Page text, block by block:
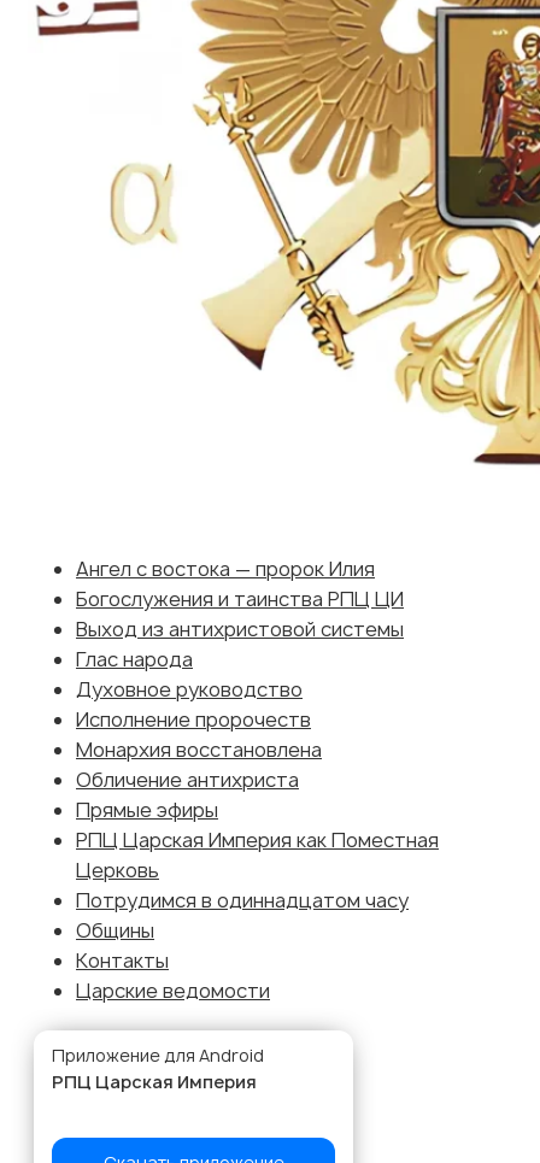
Выход из антихристовой системы
Глас народа
Духовное руководство
Исполнение пророчеств
Монархия восстановлена
Обличение антихриста
Прямые эфиры
РПЦ Царская Империя как Поместная
Церковь
Потрудимся в одиннадцатом часу
Общины
Контакты
Царские ведомости
Приложение для Android
РПЦ Царская Империя